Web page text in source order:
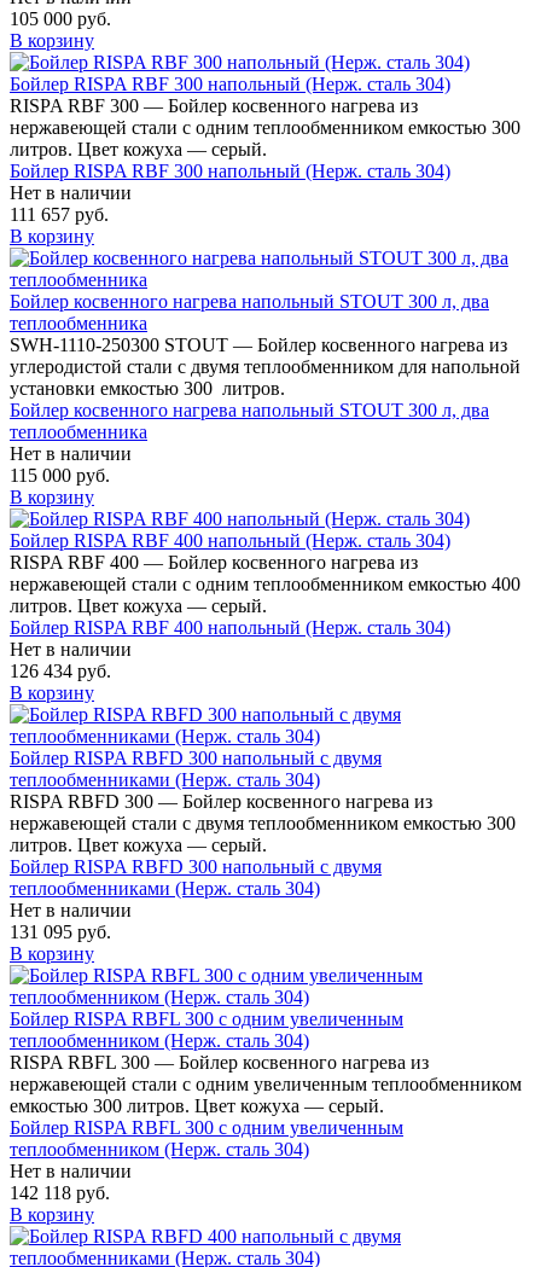
105 000 руб.
В корзину
Бойлер RISPA RBF 300 напольный (Нерж. сталь 304)
RISPA RBF 300 — Бойлер косвенного нагрева из
нержавеющей стали с одним теплообменником емкостью 300
литров. Цвет кожуха — серый.
Бойлер RISPA RBF 300 напольный (Нерж. сталь 304)
Нет в наличии
111 657 руб.
В корзину
Бойлер косвенного нагрева напольный STOUT 300 л, два
теплообменника
SWH-1110-250300 STOUT — Бойлер косвенного нагрева из
углеродистой стали с двумя теплообменником для напольной
установки емкостью 300 литров.
Бойлер косвенного нагрева напольный STOUT 300 л, два
теплообменника
Нет в наличии
115 000 руб.
В корзину
Бойлер RISPA RBF 400 напольный (Нерж. сталь 304)
RISPA RBF 400 — Бойлер косвенного нагрева из
нержавеющей стали с одним теплообменником емкостью 400
литров. Цвет кожуха — серый.
Бойлер RISPA RBF 400 напольный (Нерж. сталь 304)
Нет в наличии
126 434 руб.
В корзину
Бойлер RISPA RBFD 300 напольный c двумя
теплообменниками (Нерж. сталь 304)
RISPA RBFD 300 — Бойлер косвенного нагрева из
нержавеющей стали с двумя теплообменником емкостью 300
литров. Цвет кожуха — серый.
Бойлер RISPA RBFD 300 напольный c двумя
теплообменниками (Нерж. сталь 304)
Нет в наличии
131 095 руб.
В корзину
Бойлер RISPA RBFL 300 с одним увеличенным
теплообменником (Нерж. сталь 304)
RISPA RBFL 300 — Бойлер косвенного нагрева из
нержавеющей стали с одним увеличенным теплообменником
емкостью 300 литров. Цвет кожуха — серый.
Бойлер RISPA RBFL 300 с одним увеличенным
теплообменником (Нерж. сталь 304)
Нет в наличии
142 118 руб.
В корзину